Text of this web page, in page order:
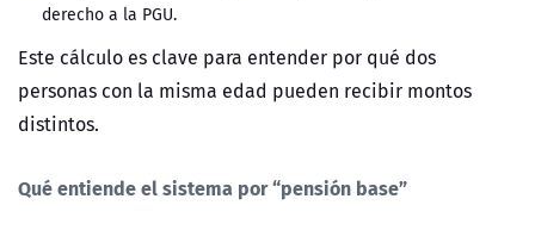
derecho a la PGU.
Este cálculo es clave para entender por qué dos
personas con la misma edad pueden recibir montos
distintos.
Qué entiende el sistema por “pensión base”